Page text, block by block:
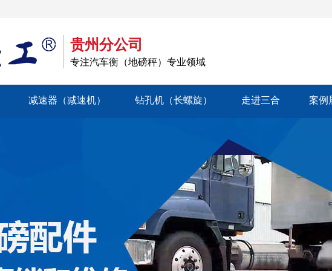
贵州分公司
专注汽车衡（地磅秤）专业领域
减速器（减速机） 钻孔机（长螺旋） 走进三合 案例